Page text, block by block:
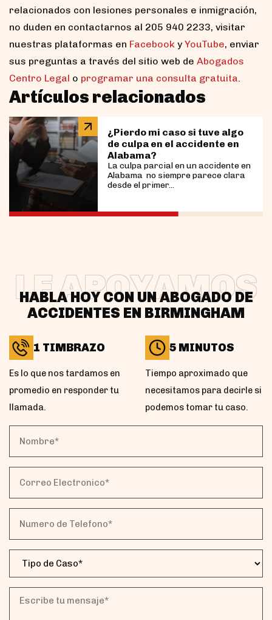
relacionados con lesiones personales e inmigración,
no duden en contactarnos al 205 940 2233, visitar
nuestras plataformas en Facebook yYouTube, enviar
sus preguntas a través del sitio web de Abogados
Centro Legal o programar una consulta gratuita.
Artículos relacionados
¿Pierdo mi caso si tuve algo
de culpa en el accidente en
Alabama?
La culpa parcial en un accidente en
Alabama no siempre parece clara
desde el primer...
HABLA HOY CON UN ABOGADO DE
ACCIDENTES EN BIRMINGHAM
LE APOYAMOS
1 TIMBRAZO
Es lo que nos tardamos en
promedio en responder tu
llamada.
5 MINUTOS
Tiempo aproximado que
necesitamos para decirle si
podemos tomar tu caso.
(Obligatorio)
Telefono*
(Obligatorio)
Tipo
de
Caso
Escribe